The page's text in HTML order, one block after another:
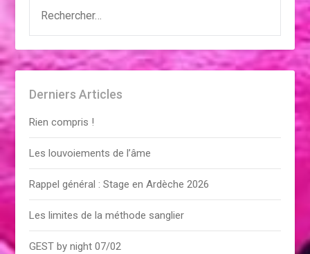
Derniers Articles
Rien compris !
Les louvoiements de l’âme
Rappel général : Stage en Ardèche 2026
Les limites de la méthode sanglier
GEST by night 07/02